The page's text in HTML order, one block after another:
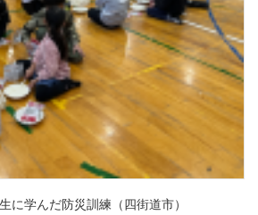
に学んだ防災訓練（四街道市）